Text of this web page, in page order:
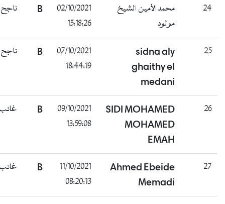
24
محمد الأمين الشيخ
مولود
02/10/2021
15:18:26
ناجح
25
sidna aly
ghaithy el
medani
07/10/2021
18:44:19
ناجح
26
SIDI MOHAMED
MOHAMED
EMAH
09/10/2021
13:59:08
غائب
27
Ahmed Ebeide
Memadi
11/10/2021
08:20:13
غائب